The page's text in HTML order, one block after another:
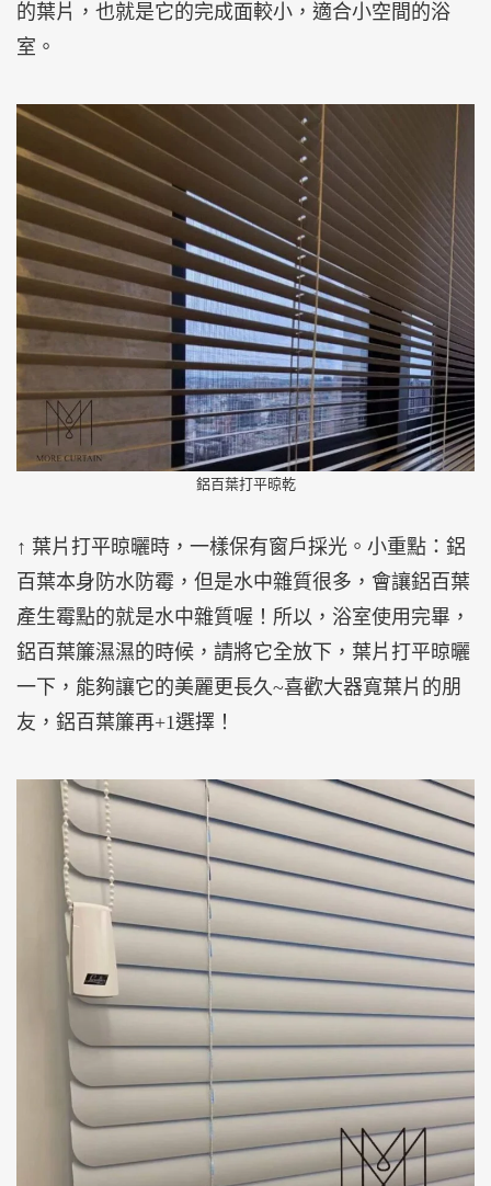
的葉片，也就是它的完成面較小，適合小空間的浴
室。
鋁百葉打平晾乾
↑ 葉片打平晾曬時，一樣保有窗戶採光。小重點：鋁
百葉本身防水防霉，但是水中雜質很多，會讓鋁百葉
產生霉點的就是水中雜質喔！所以，浴室使用完畢，
鋁百葉簾濕濕的時候，請將它全放下，葉片打平晾曬
一下，能夠讓它的美麗更長久~喜歡大器寬葉片的朋
友，鋁百葉簾再+1選擇！